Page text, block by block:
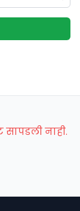
नाही.